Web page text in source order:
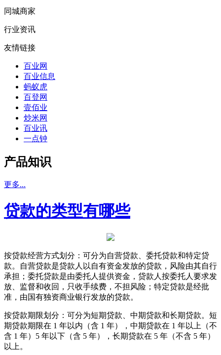
同城商家
行业资讯
友情链接
百业网
百业信息
蚂蚁虎
百登网
壹佰业
炒米网
百业讯
一点钟
产品知识
更多...
贷款的类型有哪些
按贷款经营方式划分：可分为自营贷款、委托贷款和特定贷
款。自营贷款是贷款人以自有资金发放的贷款，风险由其自行
承担；委托贷款是由委托人提供资金，贷款人按委托人要求发
放、监督和收回，只收手续费，不担风险；特定贷款是经批
准，由国有独资商业银行发放的贷款。
按贷款期限划分：可分为短期贷款、中期贷款和长期贷款。短
期贷款期限在 1 年以内（含 1 年），中期贷款在 1 年以上（不
含 1 年）5 年以下（含 5 年），长期贷款在 5 年（不含 5 年）
以上。